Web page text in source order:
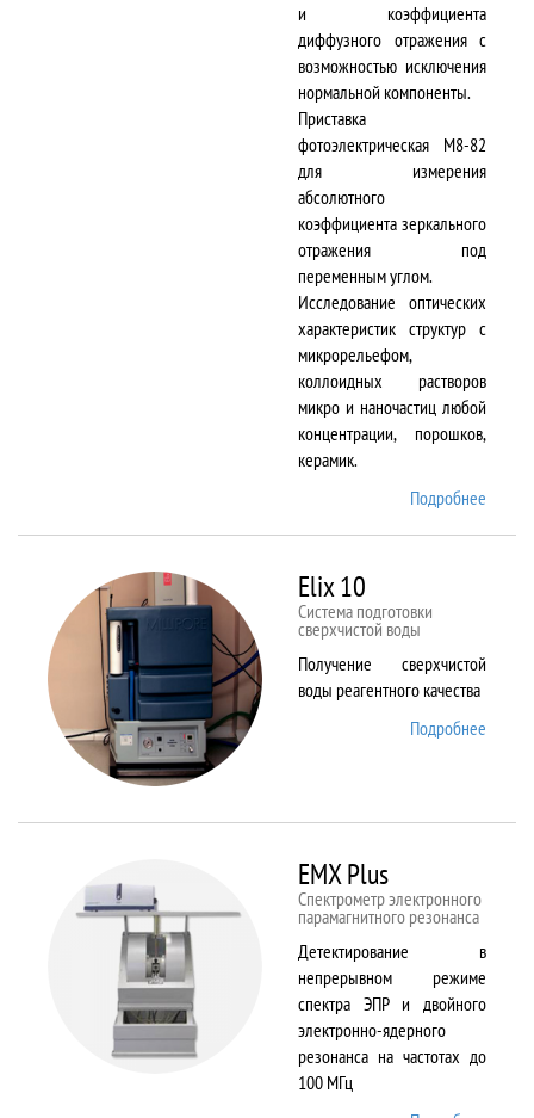
и коэффициента
диффузного отражения с
возможностью исключения
нормальной компоненты.
Приставка
фотоэлектрическая М8-82
для измерения
абсолютного
коэффициента зеркального
отражения под
переменным углом.
Исследование оптических
характеристик структур с
микрорельефом,
коллоидных растворов
микро и наночастиц любой
концентрации, порошков,
керамик.
Подробнее
Elix 10
Cистема подготовки
сверхчистой воды
Получение сверхчистой
воды реагентного качества
Подробнее
EMX Plus
Спектрометр электронного
парамагнитного резонанса
Детектирование в
непрерывном режиме
спектра ЭПР и двойного
электронно-ядерного
резонанса на частотах до
100 МГц